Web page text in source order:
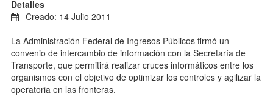
Detalles
Creado: 14 Julio 2011
La Administración Federal de Ingresos Públicos firmó un
convenio de intercambio de información con la Secretaría de
Transporte, que permitirá realizar cruces informáticos entre los
organismos con el objetivo de optimizar los controles y agilizar la
operatoria en las fronteras.